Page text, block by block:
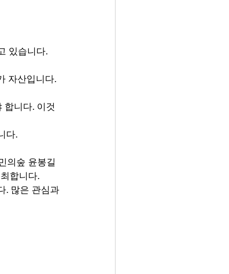
있습니다.
자산입니다.
합니다. 이것
다.
의숲 윤봉길
합니다.
. 많은 관심과